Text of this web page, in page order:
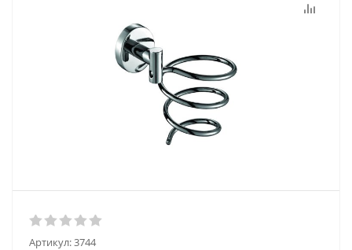
Артикул:3744